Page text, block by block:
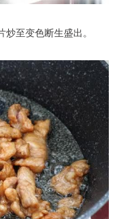
至变色断生盛出。